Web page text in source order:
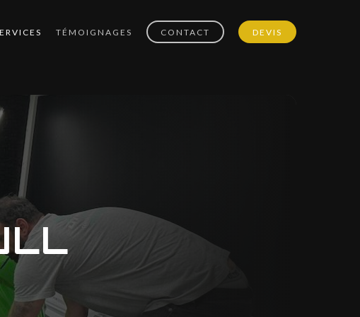
Teintage de vitres
TÉMOIGNAGES CONTACT DEVIS